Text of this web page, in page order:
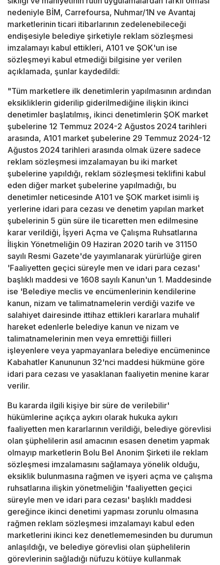
nedeniyle BİM, Carrefoursa, Nuhmar/1N ve Avantaj
marketlerinin ticari itibarlarının zedelenebileceği
endişesiyle belediye şirketiyle reklam sözleşmesi
imzalamayı kabul ettikleri, A101 ve ŞOK'un ise
sözleşmeyi kabul etmediği bilgisine yer verilen
açıklamada, şunlar kaydedildi:
"Tüm marketlere ilk denetimlerin yapılmasının ardından
eksikliklerin giderilip giderilmediğine ilişkin ikinci
denetimler başlatılmış, ikinci denetimlerin ŞOK market
şubelerine 12 Temmuz 2024-2 Ağustos 2024 tarihleri
arasında, A101 market şubelerine 29 Temmuz 2024-12
Ağustos 2024 tarihleri arasında olmak üzere sadece
reklam sözleşmesi imzalamayan bu iki market
şubelerine yapıldığı, reklam sözleşmesi teklifini kabul
eden diğer market şubelerine yapılmadığı, bu
denetimler neticesinde A101 ve ŞOK market isimli iş
yerlerine idari para cezası ve denetim yapılan market
şubelerinin 5 gün süre ile ticaretten men edilmesine
karar verildiği, İşyeri Açma ve Çalışma Ruhsatlarına
İlişkin Yönetmeliğin 09 Haziran 2020 tarih ve 31150
sayılı Resmi Gazete'de yayımlanarak yürürlüğe giren
'Faaliyetten geçici süreyle men ve idari para cezası'
başlıklı maddesi ve 1608 sayılı Kanun'un 1. Maddesinde
ise 'Belediye meclis ve encümenlerinin kendilerine
kanun, nizam ve talimatnamelerin verdiği vazife ve
salahiyet dairesinde ittihaz ettikleri kararlara muhalif
hareket edenlerle belediye kanun ve nizam ve
talimatnamelerinin men veya emrettiği fiilleri
işleyenlere veya yapmayanlara belediye encümenince
Kabahatler Kanununun 32'nci maddesi hükmüne göre
idari para cezası ve yasaklanan faaliyetin menine karar
verilir.
Bu kararda ilgili kişiye bir süre de verilebilir'
hükümlerine açıkça aykırı olarak hukuka aykırı
faaliyetten men kararlarının verildiği, belediye görevlisi
olan şüphelilerin asıl amacının esasen denetim yapmak
olmayıp marketlerin Bolu Bel Anonim Şirketi ile reklam
sözleşmesi imzalamasını sağlamaya yönelik olduğu,
eksiklik bulunmasına rağmen ve işyeri açma ve çalışma
ruhsatlarına ilişkin yönetmeliğin 'faaliyetten geçici
süreyle men ve idari para cezası' başlıklı maddesi
gereğince ikinci denetimi yapması zorunlu olmasına
rağmen reklam sözleşmesi imzalamayı kabul eden
marketlerini ikinci kez denetlememesinden bu durumun
anlaşıldığı, ve belediye görevlisi olan şüphelilerin
görevlerinin sağladığı nüfuzu kötüye kullanmak